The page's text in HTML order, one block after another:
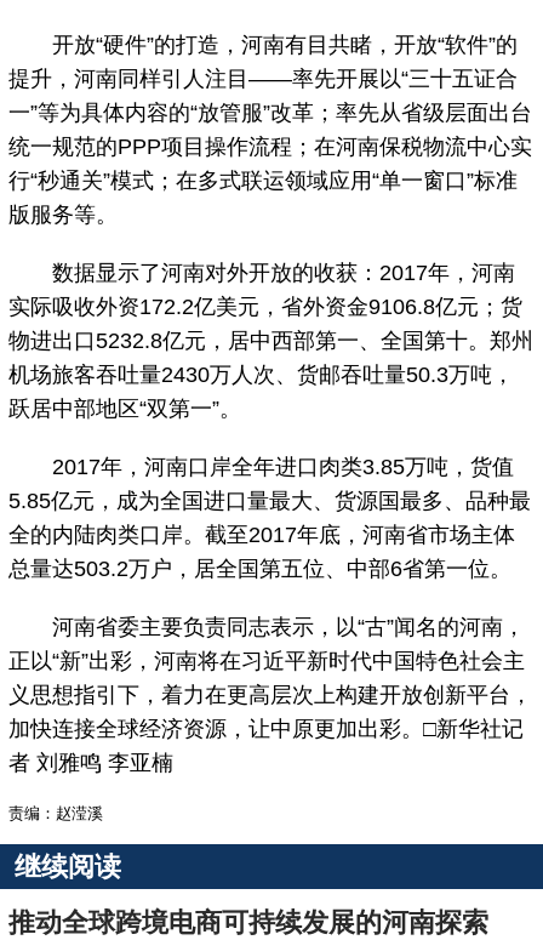
开放“硬件”的打造，河南有目共睹，开放“软件”的
提升，河南同样引人注目——率先开展以“三十五证合
一”等为具体内容的“放管服”改革；率先从省级层面出台
统一规范的PPP项目操作流程；在河南保税物流中心实
行“秒通关”模式；在多式联运领域应用“单一窗口”标准
版服务等。
数据显示了河南对外开放的收获：2017年，河南
实际吸收外资172.2亿美元，省外资金9106.8亿元；货
物进出口5232.8亿元，居中西部第一、全国第十。郑州
机场旅客吞吐量2430万人次、货邮吞吐量50.3万吨，
跃居中部地区“双第一”。
2017年，河南口岸全年进口肉类3.85万吨，货值
5.85亿元，成为全国进口量最大、货源国最多、品种最
全的内陆肉类口岸。截至2017年底，河南省市场主体
总量达503.2万户，居全国第五位、中部6省第一位。
河南省委主要负责同志表示，以“古”闻名的河南，
正以“新”出彩，河南将在习近平新时代中国特色社会主
义思想指引下，着力在更高层次上构建开放创新平台，
加快连接全球经济资源，让中原更加出彩。□新华社记
者 刘雅鸣 李亚楠
责编：赵滢溪
继续阅读
推动全球跨境电商可持续发展的河南探索